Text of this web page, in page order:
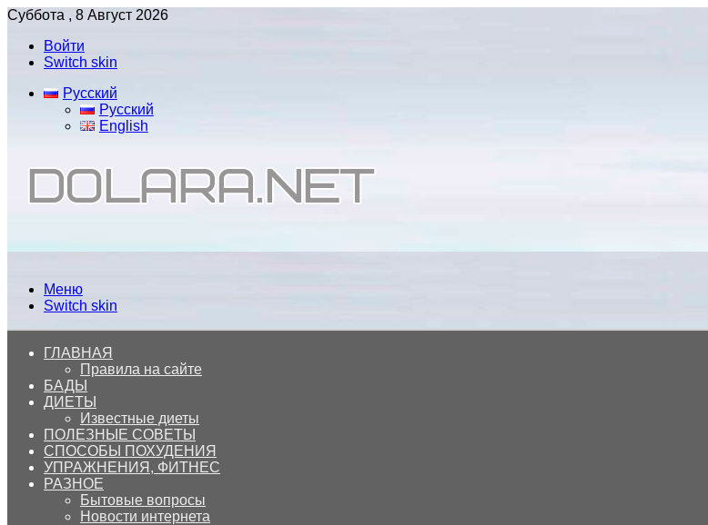
Суббота , 8 Август 2026
Войти
Switch skin
Русский
Русский
English
Меню
Switch skin
ГЛАВНАЯ
Правила на сайте
БАДЫ
ДИЕТЫ
Известные диеты
ПОЛЕЗНЫЕ СОВЕТЫ
СПОСОБЫ ПОХУДЕНИЯ
УПРАЖНЕНИЯ, ФИТНЕС
РАЗНОЕ
Бытовые вопросы
Новости интернета